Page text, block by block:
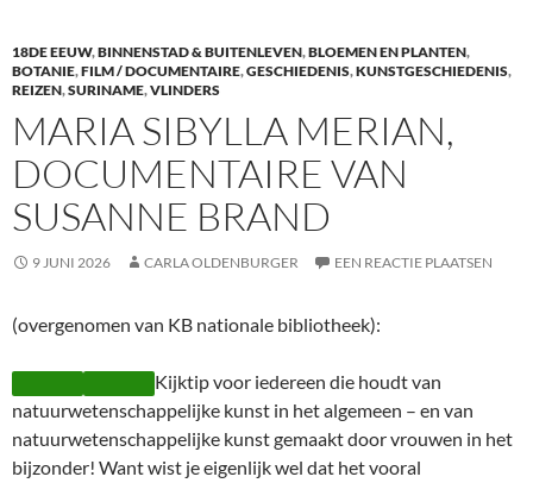
18DE EEUW,BINNENSTAD & BUITENLEVEN,BLOEMEN EN PLANTEN,
BOTANIE,FILM / DOCUMENTAIRE,GESCHIEDENIS,KUNSTGESCHIEDENIS,
REIZEN,SURINAME,VLINDERS
MARIA SIBYLLA MERIAN,
DOCUMENTAIRE VAN
SUSANNE BRAND
9 JUNI 2026 CARLA OLDENBURGER EEN REACTIE PLAATSEN
(overgenomen van KB nationale bibliotheek):
Kijktip voor iedereen die houdt van
natuurwetenschappelijke kunst in het algemeen – en van
natuurwetenschappelijke kunst gemaakt door vrouwen in het
bijzonder! Want wist je eigenlijk wel dat het vooral